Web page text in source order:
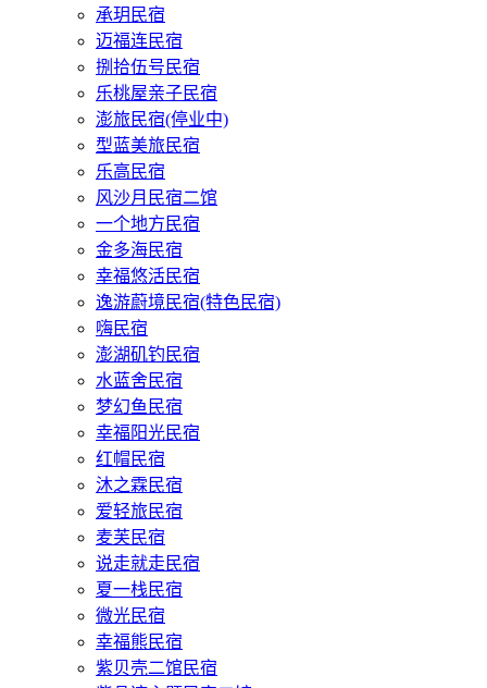
承玥民宿
迈福连民宿
捌拾伍号民宿
乐桃屋亲子民宿
澎旅民宿(停业中)
型蓝美旅民宿
乐高民宿
风沙月民宿二馆
一个地方民宿
金多海民宿
幸福悠活民宿
逸游蔚境民宿(特色民宿)
嗨民宿
澎湖矶钓民宿
水蓝舍民宿
梦幻鱼民宿
幸福阳光民宿
红帽民宿
沐之霖民宿
爱轻旅民宿
麦芙民宿
说走就走民宿
夏一栈民宿
微光民宿
幸福熊民宿
紫贝壳二馆民宿